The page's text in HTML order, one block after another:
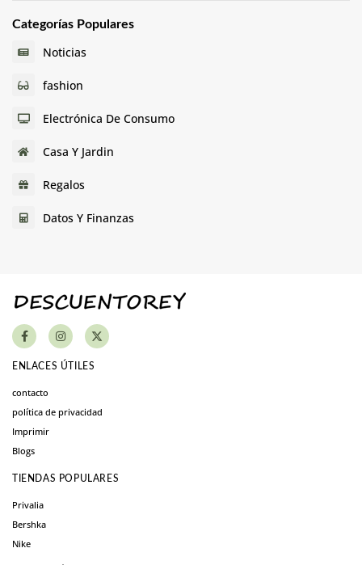
Categorías Populares
Noticias
fashion
Electrónica De Consumo
Casa Y Jardin
Regalos
Datos Y Finanzas
ENLACES ÚTILES
contacto
política de privacidad
Imprimir
Blogs
TIENDAS POPULARES
Privalia
Bershka
Nike